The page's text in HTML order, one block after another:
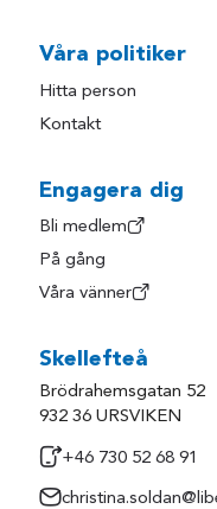
Våra politiker
Hitta person
Kontakt
Engagera dig
Bli medlem
På gång
Våra vänner
Skellefteå
Brödrahemsgatan 52
932 36 URSVIKEN
+46 730 52 68 91